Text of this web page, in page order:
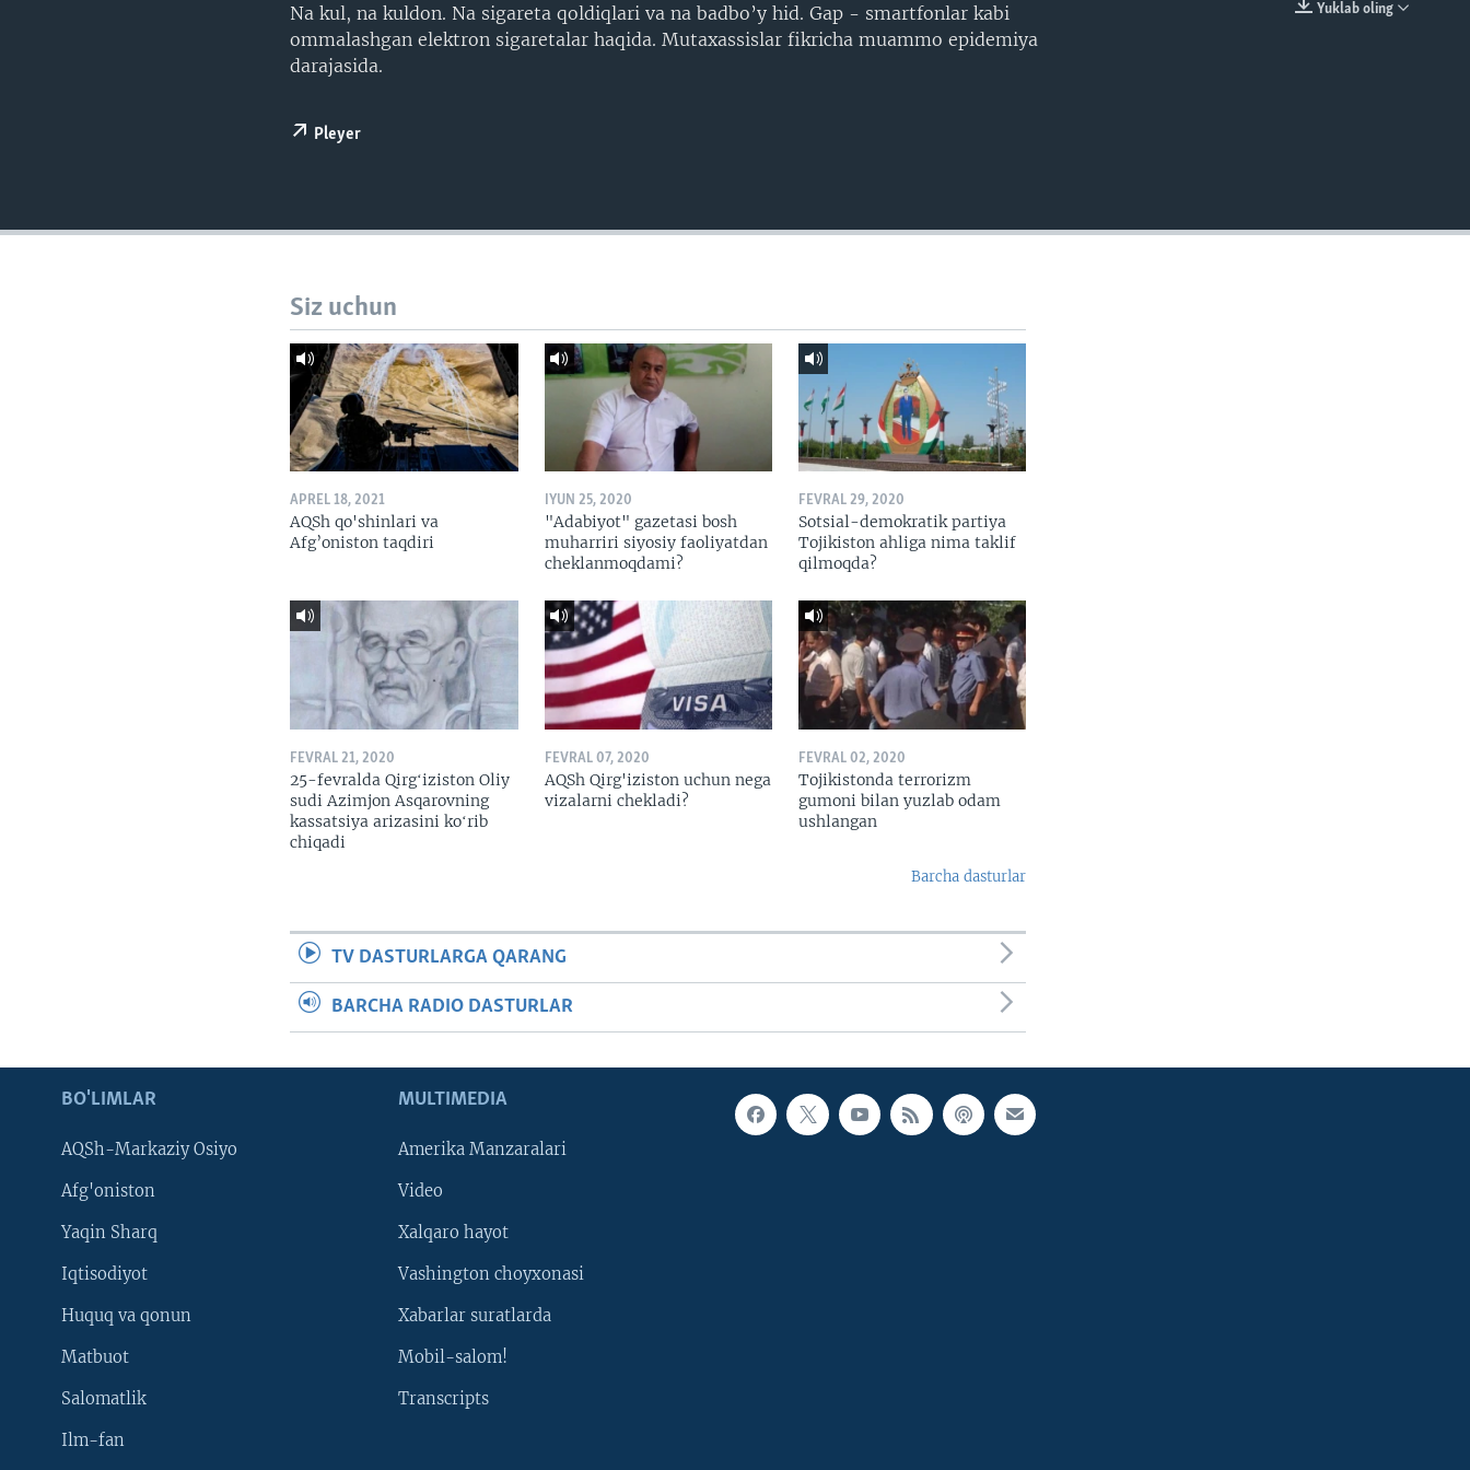
Yuklab oling
Na kul, na kuldon. Na sigareta qoldiqlari va na badbo’y hid. Gap - smartfonlar kabi
ommalashgan elektron sigaretalar haqida. Mutaxassislar fikricha muammo epidemiya
darajasida.
Pleyer
Siz uchun
APREL 18, 2021
AQSh qo'shinlari va
Afg’oniston taqdiri
IYUN 25, 2020
"Adabiyot" gazetasi bosh
muharriri siyosiy faoliyatdan
cheklanmoqdami?
FEVRAL 29, 2020
Sotsial-demokratik partiya
Tojikiston ahliga nima taklif
qilmoqda?
FEVRAL 21, 2020
25-fevralda Qirgʻiziston Oliy
sudi Azimjon Asqarovning
kassatsiya arizasini koʻrib
chiqadi
FEVRAL 07, 2020
AQSh Qirg'iziston uchun nega
vizalarni chekladi?
FEVRAL 02, 2020
Tojikistonda terrorizm
gumoni bilan yuzlab odam
ushlangan
Barcha dasturlar
TV DASTURLARGA QARANG
BARCHA RADIO DASTURLAR
BO'LIMLAR
AQSh-Markaziy Osiyo
Afg'oniston
Yaqin Sharq
Iqtisodiyot
Huquq va qonun
Matbuot
Salomatlik
Ilm-fan
MULTIMEDIA
Amerika Manzaralari
Video
Xalqaro hayot
Vashington choyxonasi
Xabarlar suratlarda
Mobil-salom!
Transcripts